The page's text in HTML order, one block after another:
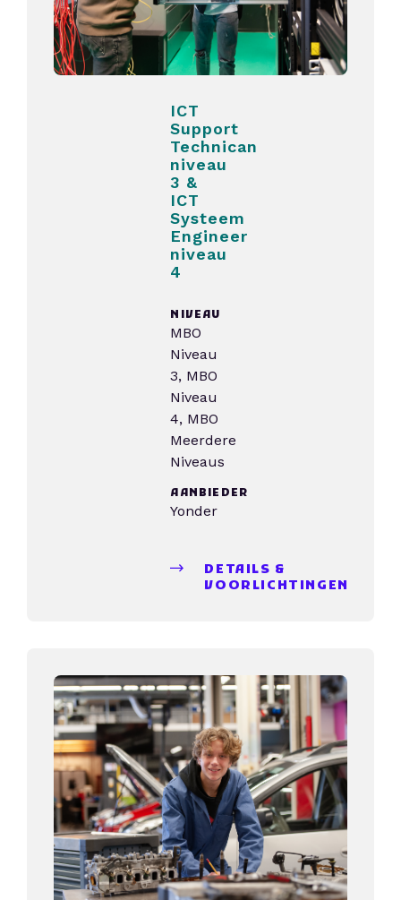
ICT
Support
Technican
niveau
3 &
ICT
Systeem
Engineer
niveau
4
NIVEAU
MBO
Niveau
3, MBO
Niveau
4, MBO
Meerdere
Niveaus
AANBIEDER
Yonder
DETAILS &
VOORLICHTINGEN